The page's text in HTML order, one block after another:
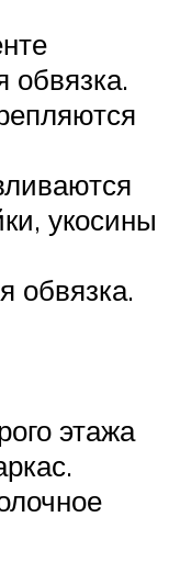
обвязка.
укосины
обвязка.
этажа